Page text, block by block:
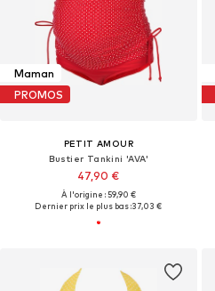
Maman
PROMOS
PETIT AMOUR
Bustier Tankini 'AVA'
47,90 €
À l'origine : 59,90 €
Dernier prix le plus bas :37,03 €